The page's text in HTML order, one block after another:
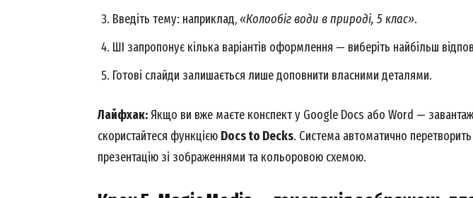
Введіть тему: наприклад, «Колообіг води в природі, 5 клас».
ШІ запропонує кілька варіантів оформлення — виберіть найбільш
Готові слайди залишається лише доповнити власними деталями.
Лайфхак: Якщо ви вже маєте конспект у Google Docs або Word —
скористайтеся функцією Docs to Decks. Система автоматично
презентацію зі зображеннями та кольоровою схемою.